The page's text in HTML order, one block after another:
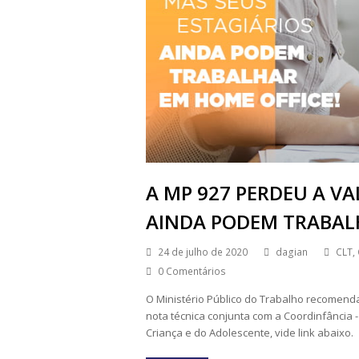
A MP 927 PERDEU A
AINDA PODEM
24 de julho de 2020 dagian CLT,
0 Comentários
O Ministério Público do Trabalho
nota técnica conjunta com a
Criança e do Adolescente, vide link abaixo.